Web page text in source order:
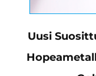
Uusi